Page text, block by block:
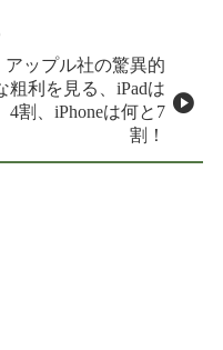
アップル社の驚異的
粗利を見る、iPadは
4割、iPhoneは何と7
割！